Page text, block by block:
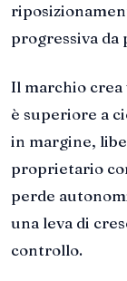
progressiva
Il marchio crea
è superiore a
in margine,
proprietario
perde
una leva di
controllo.